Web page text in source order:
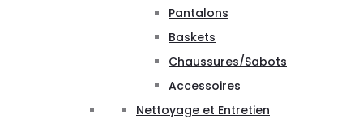
Pantalons
Baskets
Chaussures/Sabots
Accessoires
Nettoyage et Entretien